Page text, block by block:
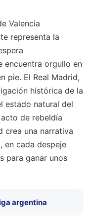
Valencia
representa la
encuentra orgullo en
pie. El Real Madrid,
histórica de la
estado natural del
de rebeldía
crea una narrativa
en cada despeje
para ganar unos
argentina